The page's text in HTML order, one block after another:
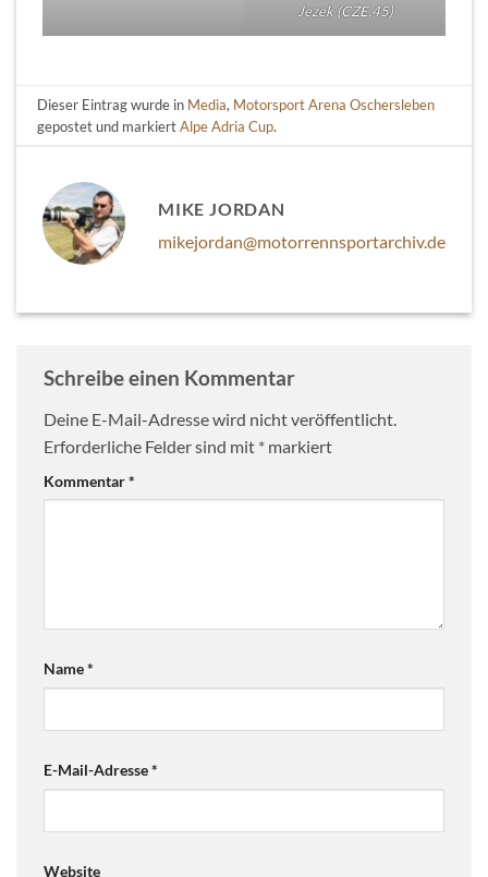
Jezek (CZE,45)
Dieser Eintrag wurde in Media, Motorsport Arena Oschersleben
gepostet und markiertAlpe Adria Cup.
MIKE JORDAN
mikejordan@motorrennsportarchiv.de
Schreibe einen Kommentar
Deine E-Mail-Adresse wird nicht veröffentlicht.
Erforderliche Felder sind mit * markiert
Kommentar*
Name*
E-Mail-Adresse*
Website